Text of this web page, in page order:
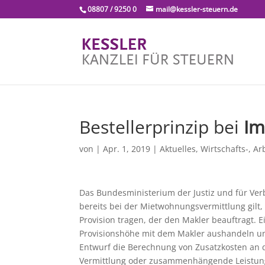
08807 / 9250 0 mail@kessler-steuern.de
Bestellerprinzip bei
von |Apr. 1, 2019 |Aktuelles,Wirtschafts-,
Das Bundesministerium der Justiz und für
bereits bei der Mietwohnungsvermittlung
Provision tragen, der den Makler beauftragt.
Provisionshöhe mit dem Makler aushandeln
Entwurf die Berechnung von Zusatzkosten
Vermittlung oder zusammenhängende